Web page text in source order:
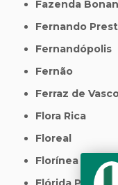
Fazenda
Fernando
Fernandópolis
Fernão
Ferraz de
Flora Rica
Floreal
Florínea